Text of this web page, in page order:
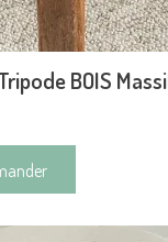
BOIS